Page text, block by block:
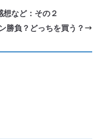
想など：その２
勝負？どっちを買う？